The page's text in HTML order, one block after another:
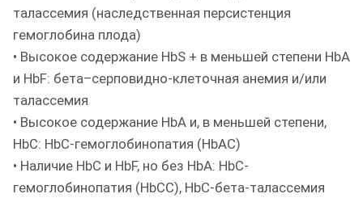
талассемия (наследственная персистенция
гемоглобина плода)
• Высокое содержание HbS + в меньшей степени HbA
и HbF: бета–серповидно-клеточная анемия и/или
талассемия
• Высокое содержание HbA и, в меньшей степени,
HbC: HbC-гемоглобинопатия (HbAC)
• Наличие HbС и HbF, но без HbA: HbC-
гемоглобинопатия (HbСС), HbС-бета-талассемия